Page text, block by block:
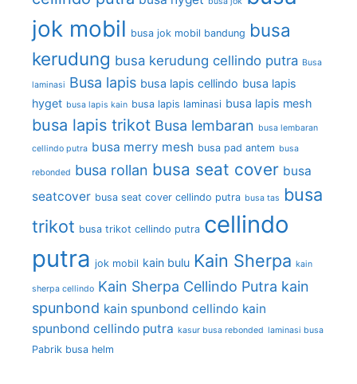
jok mobil busa jok mobil bandung busa
kerudung busa kerudung cellindo putra Busa
laminasi Busa lapis busa lapis cellindo busa lapis
hyget busa lapis kain busa lapis laminasi busa lapis mesh
busa lapis trikot Busa lembaran busa lembaran
cellindo putra busa merry mesh busa pad antem busa
rebonded busa rollan busa seat cover busa
seatcover busa seat cover cellindo putra busa tas
busa
trikot busa trikot cellindo putra cellindo
putra jok mobil kain bulu Kain Sherpa kain
sherpa cellindo Kain Sherpa Cellindo Putra kain
spunbond kain spunbond cellindo kain
spunbond cellindo putra kasur busa rebonded laminasi busa
Pabrik busa helm